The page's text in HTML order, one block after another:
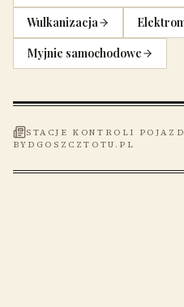
Wulkanizacja
Myjnie samochodowe
STACJE KONTROLI
BYDGOSZCZTOTU.PL